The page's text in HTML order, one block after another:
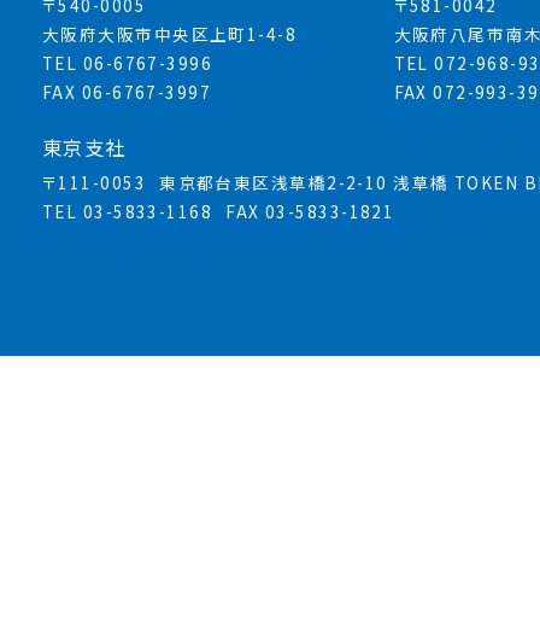
大阪府大阪市中央区上町1-4-8
TEL 06-6767-3996
FAX 06-6767-3997
大阪府八尾市南
TEL 072-968-
FAX 072-993-
東京支社
〒111-0053
東京都台東区浅草橋2-2-10 浅草橋 TOKEN
TEL 03-5833-1168
FAX 03-5833-1821